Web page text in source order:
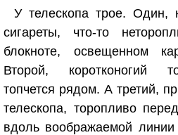
У телескопа трое. Один,
сигареты, что-то
блокноте, освещенном
Второй, коротконогий
топчется рядом. А третий,
телескопа, торопливо
вдоль воображаемой